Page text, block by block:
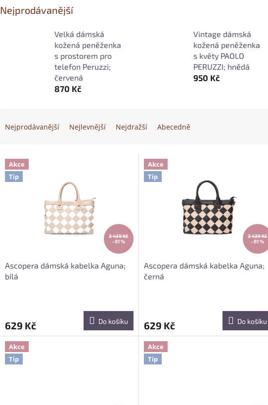
Nejprodávanější
Velká dámská
kožená peněženka
s prostorem pro
telefon Peruzzi;
červená
870 Kč
Vintage dámská
kožená peněženka
s květy PAOLO
PERUZZI; hnědá
950 Kč
n
Nejprodávanější Nejlevnější Nejdražší Abecedně
V
p
Akce
Tip
3 439 Kč
–81 %
Ascopera dámská kabelka Aguna;
bílá
629 Kč Do košíku
Akce
Tip
3 439 Kč
–81 %
Ascopera dámská kabelka Aguna;
černá
629 Kč Do košíku
Akce
Tip
Akce
Tip